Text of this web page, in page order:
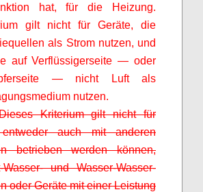
hat, für die Heizung.
gilt nicht für Geräte, die
als Strom nutzen, und
aufVerflüssigerseite — oder
— nicht Luft als
nutzen.
Kriterium gilt nicht für
auch mit anderen
betrieben werden können,
und Wasser-Wasser-
oder Geräte mit einer Leistung